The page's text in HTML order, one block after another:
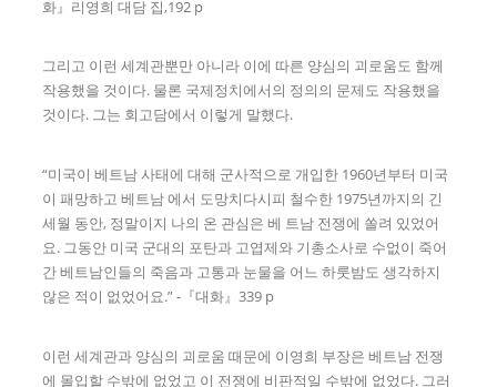
화』리영희 대담 집,192 p
그리고 이런 세계관뿐만 아니라 이에 따른 양심의 괴로움도 함께
작용했을 것이다. 물론 국제정치에서의 정의의 문제도 작용했을
것이다. 그는 회고담에서 이렇게 말했다.
“미국이 베트남 사태에 대해 군사적으로 개입한 1960년부터 미국
이 패망하고 베트남 에서 도망치다시피 철수한 1975년까지의 긴
세월 동안, 정말이지 나의 온 관심은 베 트남 전쟁에 쏠려 있었어
요. 그동안 미국 군대의 포탄과 고엽제와 기총소사로 수없이 죽어
간 베트남인들의 죽음과 고통과 눈물을 어느 하룻밤도 생각하지
않은 적이 없었어요.” -『대화』339 p
이런 세계관과 양심의 괴로움 때문에 이영희 부장은 베트남 전쟁
에 몰입할 수밖에 없었고 이 전쟁에 비판적일 수밖에 없었다. 그러